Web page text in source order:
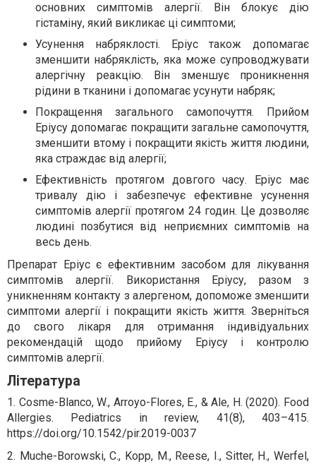
основних симптомів алергії. Він блокує дію
гістаміну, який викликає ці симптоми;
Усунення набряклості. Еріус також допомагає
зменшити набряклість, яка може супроводжувати
алергічну реакцію. Він зменшує проникнення
рідини в тканини і допомагає усунути набряк;
Покращення загального самопочуття. Прийом
Еріусу допомагає покращити загальне самопочуття,
зменшити втому і покращити якість життя людини,
яка страждає від алергії;
Ефективність протягом довгого часу. Еріус має
тривалу дію і забезпечує ефективне усунення
симптомів алергії протягом 24 годин. Це дозволяє
людині позбутися від неприємних симптомів на
весь день.
Препарат Еріус є ефективним засобом для лікування
симптомів алергії. Використання Еріусу, разом з
уникненням контакту з алергеном, допоможе зменшити
симптоми алергії і покращити якість життя. Зверніться
до свого лікаря для отримання індивідуальних
рекомендацій щодо прийому Еріусу і контролю
симптомів алергії.
Література
1. Cosme-Blanco, W., Arroyo-Flores, E., & Ale, H. (2020). Food
Allergies. Pediatrics in review, 41(8), 403–415.
https://doi.org/10.1542/pir.2019-0037
2. Muche-Borowski, C., Kopp, M., Reese, I., Sitter, H., Werfel,